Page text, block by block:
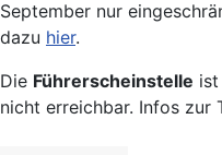
September nur
dazu hier.
Die Führerscheinstelle
nicht erreichbar. Infos zur